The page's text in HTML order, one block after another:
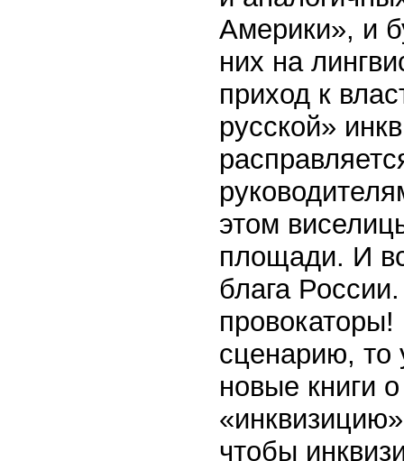
Америки», и
них на
приход к
русской»
этом
площади. И
блага
сценарию, то
новые книги
чтобы